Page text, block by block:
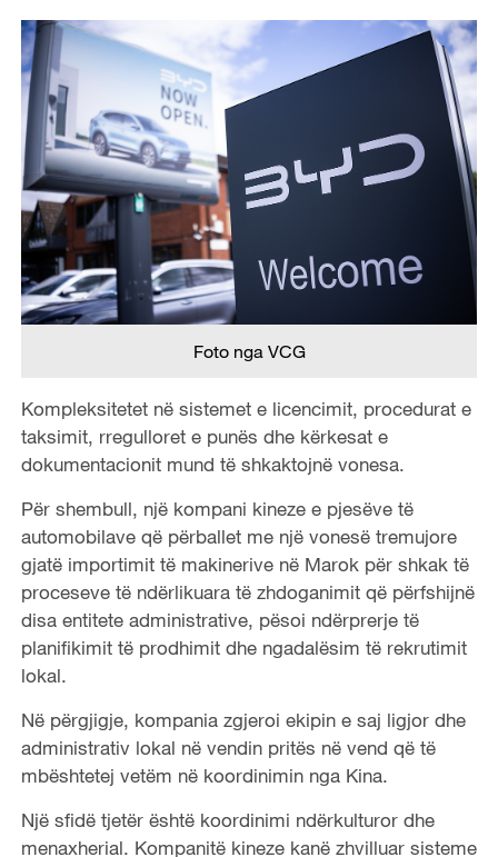
Foto nga VCG
Kompleksitetet në sistemet e licencimit, procedurat e
taksimit, rregulloret e punës dhe kërkesat e
dokumentacionit mund të shkaktojnë vonesa.
Për shembull, një kompani kineze e pjesëve të
automobilave që përballet me një vonesë tremujore
gjatë importimit të makinerive në Marok për shkak të
proceseve të ndërlikuara të zhdoganimit që përfshijnë
disa entitete administrative, pësoi ndërprerje të
planifikimit të prodhimit dhe ngadalësim të rekrutimit
lokal.
Në përgjigje, kompania zgjeroi ekipin e saj ligjor dhe
administrativ lokal në vendin pritës në vend që të
mbështetej vetëm në koordinimin nga Kina.
Një sfidë tjetër është koordinimi ndërkulturor dhe
menaxherial. Kompanitë kineze kanë zhvilluar sisteme